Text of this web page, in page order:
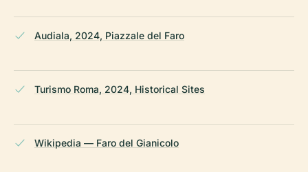
Audiala, 2024, Piazzale del Faro
Turismo Roma, 2024, Historical Sites
Wikipedia — Faro del Gianicolo